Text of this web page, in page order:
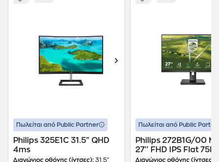
Πωλείται από Public Partner
Philips 325E1C 31.5" QHD
4ms
Διαγώνιος οθόνης (ίντσες): 31.5"
Πωλείται από Public
Philips 272B1G/00
27'' FHD IPS Flat
Διαγώνιος οθόνης (ίντσες):